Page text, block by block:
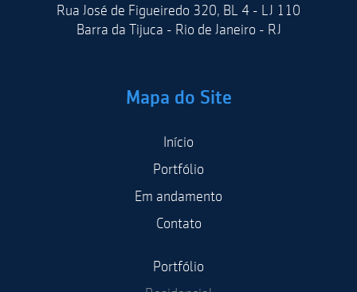
Rua José de Figueiredo 320, BL 4 - LJ 110
Barra da Tijuca - Rio de Janeiro - RJ
Mapa do Site
Início
Portfólio
Em andamento
Contato
Portfólio